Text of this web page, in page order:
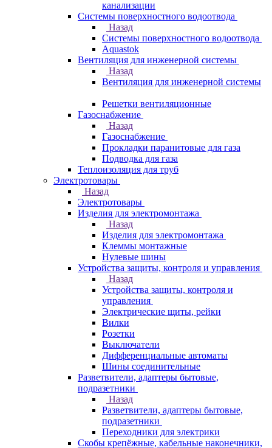
канализации
Системы поверхностного водоотвода
Назад
Системы поверхностного водоотвода
Aquastok
Вентиляция для инженерной системы
Назад
Вентиляция для инженерной системы
Решетки вентиляционные
Газоснабжение
Назад
Газоснабжение
Прокладки паранитовые для газа
Подводка для газа
Теплоизоляция для труб
Электротовары
Назад
Электротовары
Изделия для электромонтажа
Назад
Изделия для электромонтажа
Клеммы монтажные
Нулевые шины
Устройства защиты, контроля и управления
Назад
Устройства защиты, контроля и
управления
Электрические щиты, рейки
Вилки
Розетки
Выключатели
Дифференциальные автоматы
Шины соединительные
Разветвители, адаптеры бытовые,
подразетники
Назад
Разветвители, адаптеры бытовые,
подразетники
Переходники для электрики
Скобы крепёжные, кабельные наконечники,